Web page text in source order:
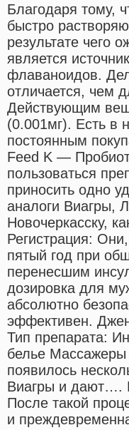
Благодаря тому,
быстро
результате чего
является
флаваноидов.
отличается, чем
Действующим
(0.001мг). Есть в
постоянным
Feed K —
пользоваться
приносить одно
аналоги Виагры,
Новочеркасску,
Регистрация:
пятый год при
перенесшим
дозировка для
абсолютно
эффективен.
Тип препарата:
белье
появилось
Виагры и дают….
После такой
и